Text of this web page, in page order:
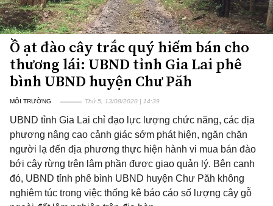
Ồ ạt đào cây trắc quý hiếm bán cho
thương lái: UBND tỉnh Gia Lai phê
bình UBND huyện Chư Păh
MÔI TRƯỜNG Thứ 5, 13/08/2020 | 14:39
UBND tỉnh Gia Lai chỉ đạo lực lượng chức năng, các địa
phương nâng cao cảnh giác sớm phát hiện, ngăn chặn
người lạ đến địa phương thực hiện hành vi mua bán đào
bới cây rừng trên lâm phần được giao quản lý. Bên cạnh
đó, UBND tỉnh phê bình UBND huyện Chư Păh không
nghiêm túc trong việc thống kê báo cáo số lượng cây gỗ